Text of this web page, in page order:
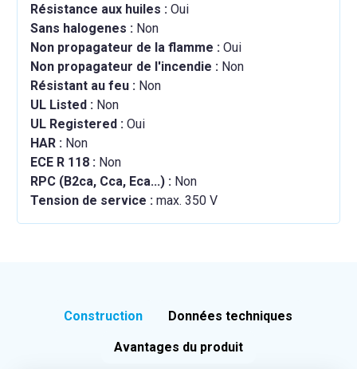
Résistance aux huiles : Oui
Sans halogenes : Non
Non propagateur de la flamme : Oui
Non propagateur de l'incendie : Non
Résistant au feu : Non
UL Listed : Non
UL Registered : Oui
HAR : Non
ECE R 118 : Non
RPC (B2ca, Cca, Eca...) : Non
Tension de service : max. 350 V
Construction Données techniques
Avantages du produit